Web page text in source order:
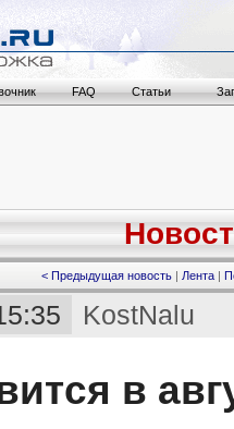
FAQ Статьи
< Предыдущая новость | Лента |
KostNalu
в